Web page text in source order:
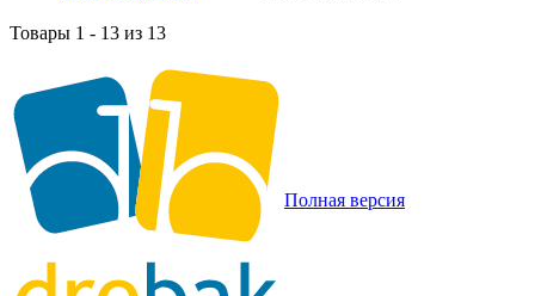
Товары 1 - 13 из 13
Полная версия